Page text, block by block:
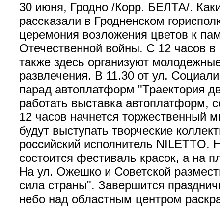
30 июня, Гродно /Корр. БЕЛТА/.
рассказали в Гродненском
церемония возложения цветов к
Отечественной войны. С 12 часов в
также здесь организуют
развлечения. В 11.30 от ул.
парад автоплатформ "Траектория
работать выставка автоплатформ,
12 часов начнется торжественный
будут выступать творческие
российский исполнитель NILETTO.
состоится фестиваль красок, а на
На ул. Ожешко и Советской
сила страны". Завершится
небо над областным центром